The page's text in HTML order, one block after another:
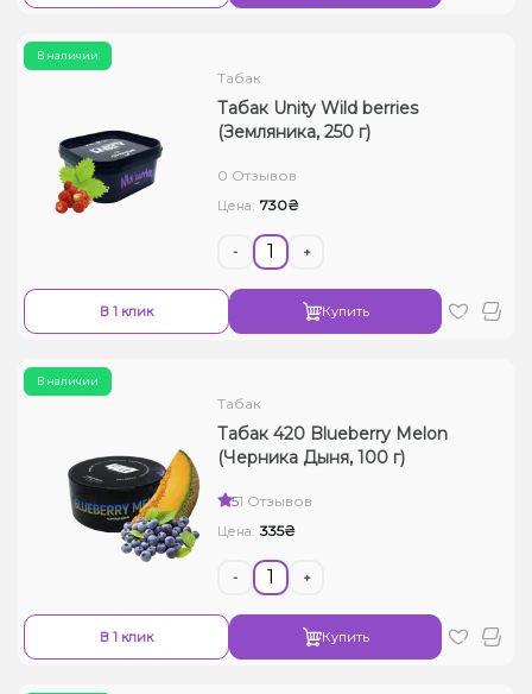
В наличии
Табак
Табак Unity Wild berries
(Земляника, 250 г)
0 Отзывов
Цена: 730₴
- +
В 1 клик Купить
В наличии
Табак
Табак 420 Blueberry Melon
(Черника Дыня, 100 г)
51 Отзывов
Цена: 335₴
- +
В 1 клик Купить